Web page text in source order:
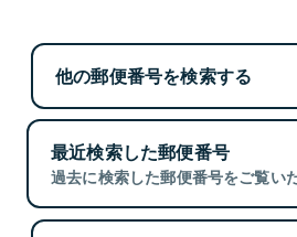
他の郵便番号を検索する
最近検索した郵便番号
過去に検索した郵便番号をご覧い